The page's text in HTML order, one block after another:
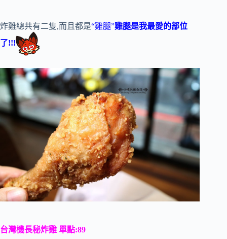
炸雞總共有二隻,而且都是“雞腿”雞腿是我最愛的部位
了!!!
台灣機長秘炸雞 單點:89